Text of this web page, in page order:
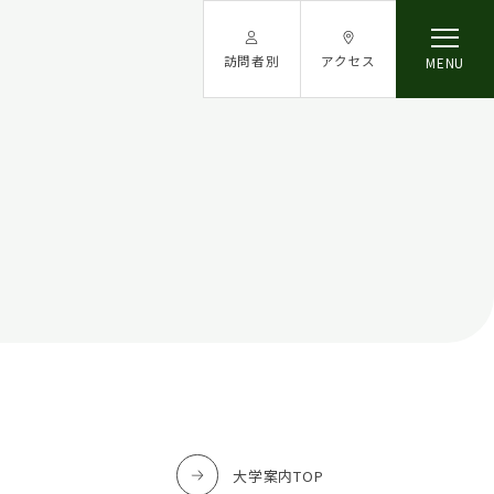
訪問者別 アクセス MENU
大学案内TOP